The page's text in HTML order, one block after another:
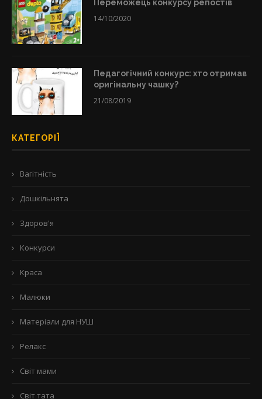
Переможець конкурсу репостів
14/10/2020
Педагогічний конкурс: хто отримав
оригінальну чашку?
21/08/2019
КАТЕГОРІЇ
Вагітність
Дошкільнята
Здоров'я
Конкурси
Краса
Малюки
Матеріали для НУШ
Релакс
Світ мами
Світ тата